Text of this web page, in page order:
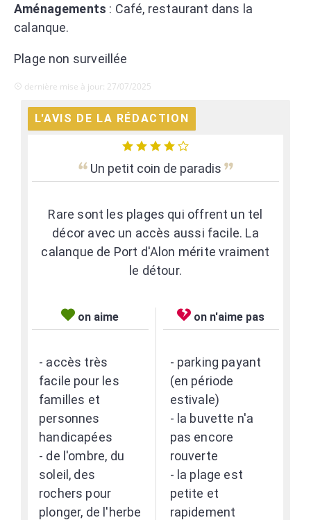
Aménagements : Café, restaurant dans la
calanque.
Plage non surveillée
dernière mise à jour: 27/07/2025
L'AVIS DE LA RÉDACTION
Un petit coin de paradis
Rare sont les plages qui offrent un tel
décor avec un accès aussi facile. La
calanque de Port d'Alon mérite vraiment
le détour.
on aime
- accès très
facile pour les
familles et
personnes
handicapées
- de l'ombre, du
soleil, des
rochers pour
plonger, de l'herbe
on n'aime pas
- parking payant
(en période
estivale)
- la buvette n'a
pas encore
rouverte
- la plage est
petite et
rapidement